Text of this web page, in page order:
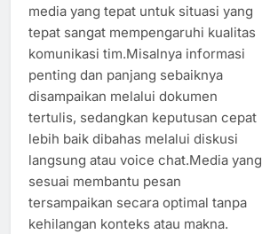
media yang tepat untuk situasi yang
tepat sangat mempengaruhi kualitas
komunikasi tim.Misalnya informasi
penting dan panjang sebaiknya
disampaikan melalui dokumen
tertulis, sedangkan keputusan cepat
lebih baik dibahas melalui diskusi
langsung atau voice chat.Media yang
sesuai membantu pesan
tersampaikan secara optimal tanpa
kehilangan konteks atau makna.